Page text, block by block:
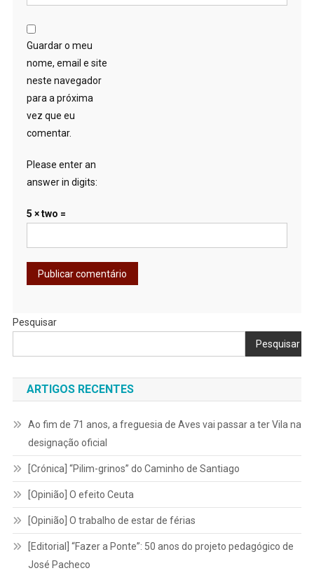
Guardar o meu
nome, email e site
neste navegador
para a próxima
vez que eu
comentar.
Please enter an
answer in digits:
5 × two =
Pesquisar
Pesquisar
ARTIGOS RECENTES
Ao fim de 71 anos, a freguesia de Aves vai passar a ter Vila na
designação oficial
[Crónica] “Pilim-grinos” do Caminho de Santiago
[Opinião] O efeito Ceuta
[Opinião] O trabalho de estar de férias
[Editorial] “Fazer a Ponte”: 50 anos do projeto pedagógico de
José Pacheco